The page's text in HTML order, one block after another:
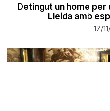
Detingut un home per
Lleida amb
17/